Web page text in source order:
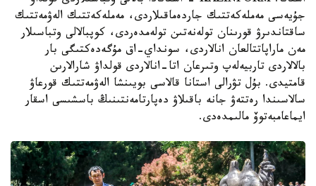
جۇيەسى مەملەكەتتىك جاردەماقىلاردى، مەملەكەتتىك الەۋمەتتىك
ساقتاندىرۋ قورىنان تولەنەتىن تولەمدەردى، كوپبالالى وتباسىلار
مەن ماراپاتتالعان انالاردى، سونداي-اق مۇگەدەكتىگى بار
بالالاردى تاربيەلەپ وتىرعان اتا-انالاردى قولداۋ شارالارىن
قامتيدى. بۇل تۋرالى استانا قالاسى بويىنشا الەۋمەتتىك قورعاۋ
سالاسىندا رەتتەۋ جانە باقىلاۋ دەپارتامەنتىنىڭ باسشىسى اسقار
ايماعامبەتوۆ مالىمدەدى.